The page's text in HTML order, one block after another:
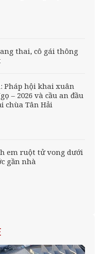
thai, cô gái thông
Pháp hội khai xuân
– 2026 và cầu an đầu
chùa Tân Hải
em ruột tử vong dưới
gần nhà